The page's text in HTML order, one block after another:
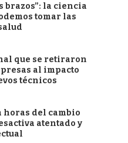
brazos”: la ciencia
tomar las
que se retiraron
al impacto
técnicos
horas del cambio
atentado y